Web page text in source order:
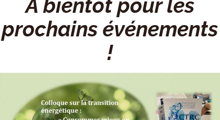
À bientôt pour les
prochains événements
!